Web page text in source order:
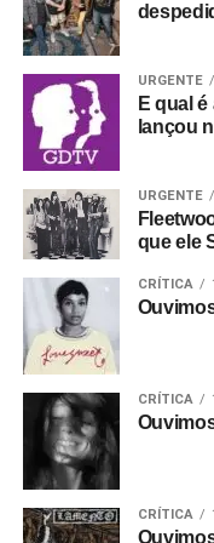
Não foi só isso que
não fez um simples
conta própria –
Ele enquadrou o Joy
clima social britânico
do thatcherismo e ao
imagens da banda
chamado James
Manchester e tido por
comunidade gay local
Há também
Yehiel Dinur, que
referência aos
em campos de
URGENTE
E qual
lançou
URGENTE
que ele
CRÍTICA
CRÍTICA
CRÍTICA